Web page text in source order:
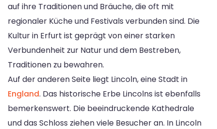
auf ihre Traditionen und Bräuche, die oft mit
regionaler Küche und Festivals verbunden sind. Die
Kultur in Erfurt ist geprägt von einer starken
Verbundenheit zur Natur und dem Bestreben,
Traditionen zu bewahren.
Auf der anderen Seite liegt Lincoln, eine Stadt in
England. Das historische Erbe Lincolns ist ebenfalls
bemerkenswert. Die beeindruckende Kathedrale
und das Schloss ziehen viele Besucher an. In Lincoln